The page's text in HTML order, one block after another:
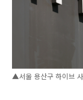
▲서울 용산구 하이브